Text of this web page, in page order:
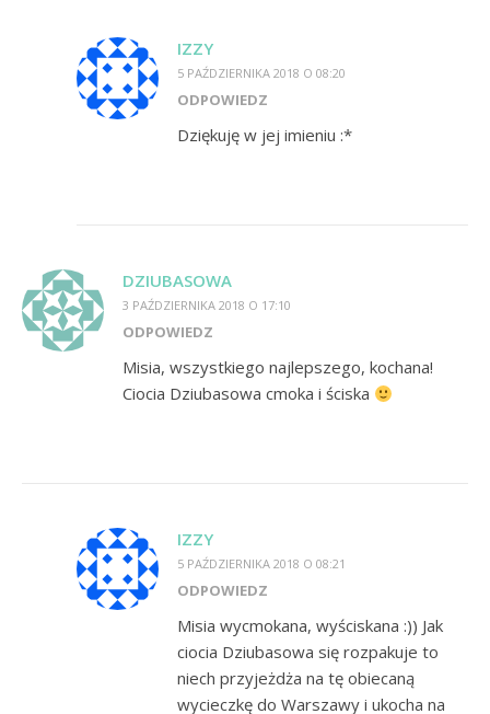
IZZY
5 PAŹDZIERNIKA 2018 O 08:20
ODPOWIEDZ
Dziękuję w jej imieniu :*
DZIUBASOWA
3 PAŹDZIERNIKA 2018 O 17:10
ODPOWIEDZ
Misia, wszystkiego najlepszego, kochana!
Ciocia Dziubasowa cmoka i ściska
IZZY
5 PAŹDZIERNIKA 2018 O 08:21
ODPOWIEDZ
Misia wycmokana, wyściskana :)) Jak
ciocia Dziubasowa się rozpakuje to
niech przyjeżdża na tę obiecaną
wycieczkę do Warszawy i ukocha na